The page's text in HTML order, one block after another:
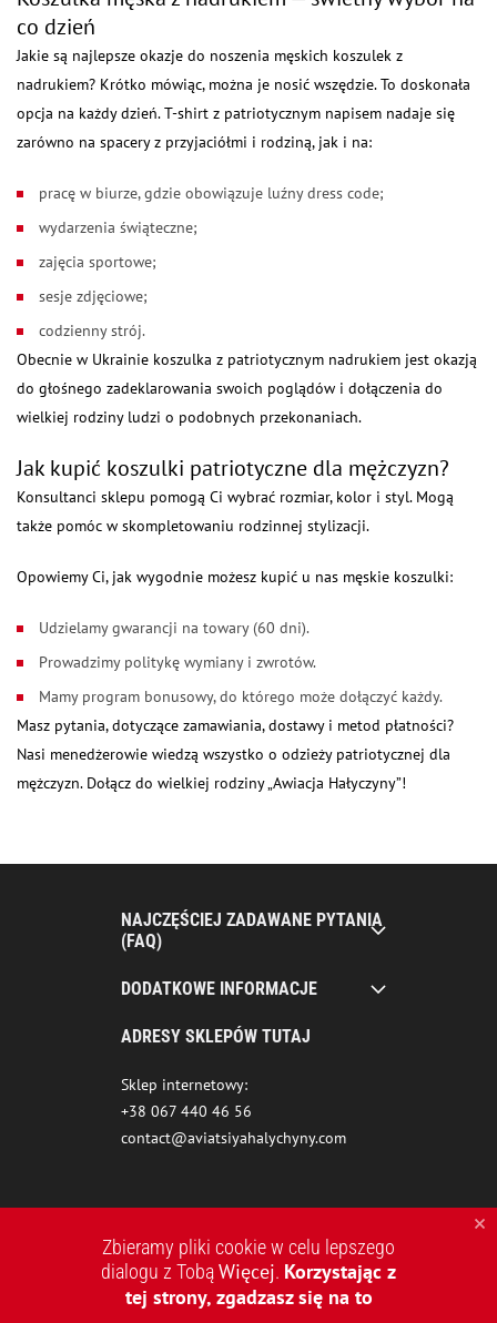
co dzień
Jakie są najlepsze okazje do noszenia męskich koszulek z
nadrukiem? Krótko mówiąc, można je nosić wszędzie. To doskonała
opcja na każdy dzień. T-shirt z patriotycznym napisem nadaje się
zarówno na spacery z przyjaciółmi i rodziną, jak i na:
pracę w biurze, gdzie obowiązuje luźny dress code;
wydarzenia świąteczne;
zajęcia sportowe;
sesje zdjęciowe;
codzienny strój.
Obecnie w Ukrainie koszulka z patriotycznym nadrukiem jest okazją
do głośnego zadeklarowania swoich poglądów i dołączenia do
wielkiej rodziny ludzi o podobnych przekonaniach.
Jak kupić koszulki patriotyczne dla mężczyzn?
Konsultanci sklepu pomogą Ci wybrać rozmiar, kolor i styl. Mogą
także pomóc w skompletowaniu rodzinnej stylizacji.
Opowiemy Ci, jak wygodnie możesz kupić u nas męskie koszulki:
Udzielamy gwarancji na towary (60 dni).
Prowadzimy politykę wymiany i zwrotów.
Mamy program bonusowy, do którego może dołączyć każdy.
Masz pytania, dotyczące zamawiania, dostawy i metod płatności?
Nasi menedżerowie wiedzą wszystko o odzieży patriotycznej dla
mężczyzn. Dołącz do wielkiej rodziny „Awiacja Hałyczyny”!
NAJCZĘŚCIEJ ZADAWANE PYTANIA
(FAQ)
DODATKOWE INFORMACJE
ADRESY SKLEPÓW TUTAJ
Sklep internetowy:
+38 067 440 46 56
contact@aviatsiyahalychyny.com
Zbieramy pliki cookie w celu lepszego
dialogu z TobąWięcej. Korzystając z
tej strony, zgadzasz się na to